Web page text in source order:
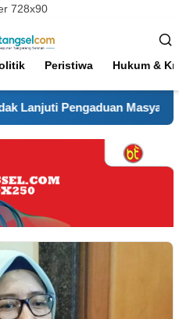
Peristiwa Hukum &
Pengaduan Masyarakat